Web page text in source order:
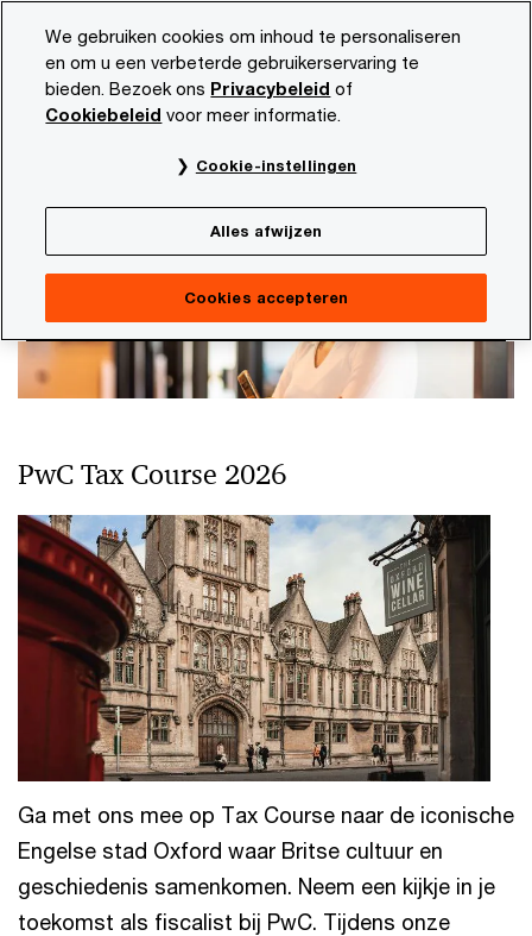
content
footer
PwC NL Carrière Evenementen
Evenementen
PwC Tax Course 2026
Ga met ons mee op Tax Course naar de iconische
Engelse stad Oxford waar Britse cultuur en
geschiedenis samenkomen. Neem een kijkje in je
toekomst als fiscalist bij PwC. Tijdens onze
We gebruiken cookies om inhoud te personaliseren
en om u een verbeterde gebruikerservaring te
bieden. Bezoek ons Privacybeleid of
Cookiebeleid voor meer informatie.
Cookie-instellingen
Alles afwijzen
Cookies accepteren